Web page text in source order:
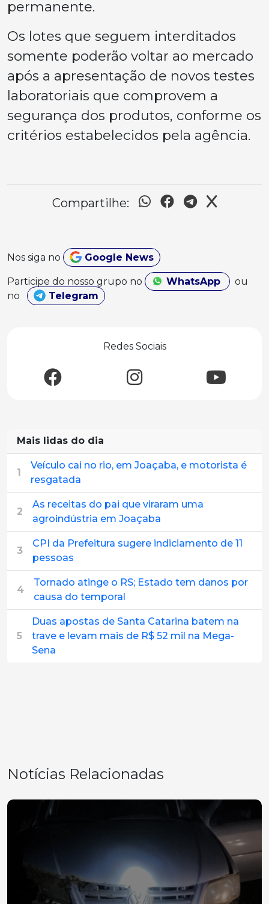
permanente.
Os lotes que seguem interditados
somente poderão voltar ao mercado
após a apresentação de novos testes
laboratoriais que comprovem a
segurança dos produtos, conforme os
critérios estabelecidos pela agência.
Compartilhe:
Nos siga no Google News
Participe do nosso grupo no WhatsApp
ou
no
Telegram
Redes Sociais
Mais lidas do dia
1
Veículo cai no rio, em Joaçaba, e motorista é
resgatada
2
As receitas do pai que viraram uma
agroindústria em Joaçaba
3
CPI da Prefeitura sugere indiciamento de 11
pessoas
4
Tornado atinge o RS; Estado tem danos por
causa do temporal
5
Duas apostas de Santa Catarina batem na
trave e levam mais de R$ 52 mil na Mega-
Sena
Notícias Relacionadas